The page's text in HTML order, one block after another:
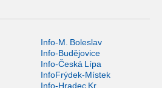
Info-M. Boleslav
Info-Budějovice
Info-Česká Lípa
InfoFrýdek-Místek
Info-Hradec Kr.